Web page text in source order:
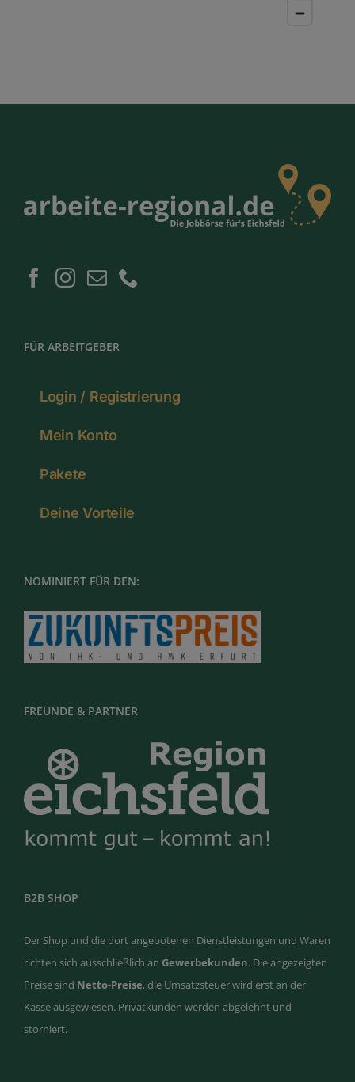
FÜR ARBEITGEBER
Login / Registrierung
Mein Konto
Pakete
Deine Vorteile
NOMINIERT FÜR DEN:
FREUNDE & PARTNER
B2B SHOP
Der Shop und die dort angebotenen Dienstleistungen und Waren
richten sich ausschließlich an Gewerbekunden. Die angezeigten
Preise sind Netto-Preise, die Umsatzsteuer wird erst an der
Kasse ausgewiesen. Privatkunden werden abgelehnt und
storniert.